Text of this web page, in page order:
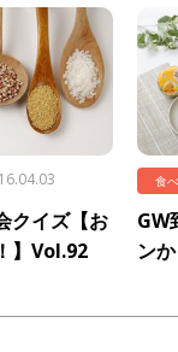
クイズ【お
】Vol.92
食
GW
ン